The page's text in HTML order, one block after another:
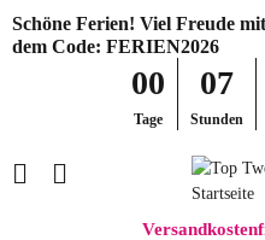
Schöne Ferien! Viel Freude
dem Code: FERIEN2026
00
Tage
07
Stunden